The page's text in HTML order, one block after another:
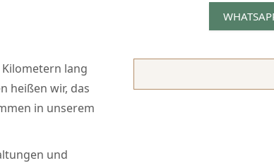
lang
heißen wir, das
in unserem
und